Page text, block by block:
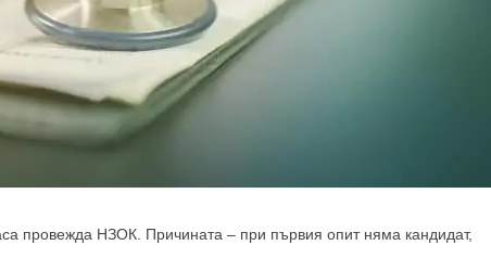
провежда НЗОК. Причината – при първия опит няма кандидат,